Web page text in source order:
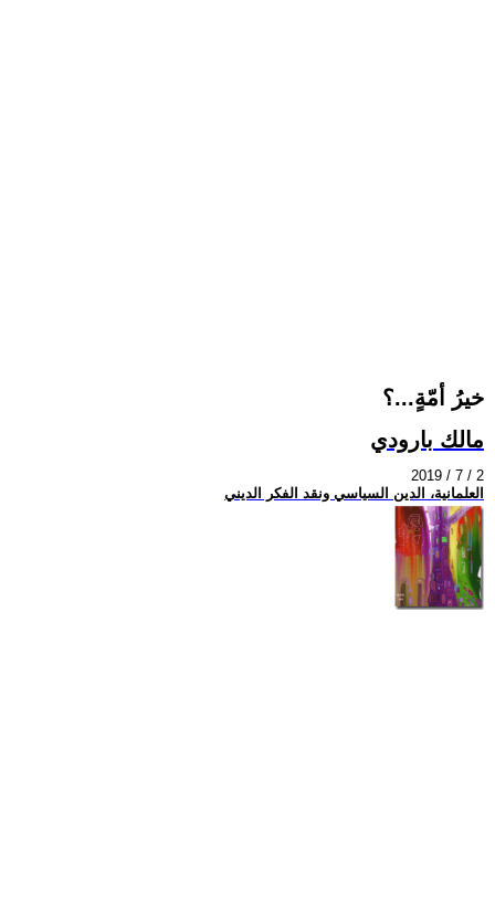
خيرُ أمّةٍ...؟
مالك بارودي
2019 / 7 / 2
العلمانية، الدين السياسي ونقد الفكر الديني